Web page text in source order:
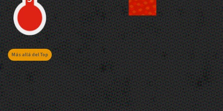
Más allá del Top